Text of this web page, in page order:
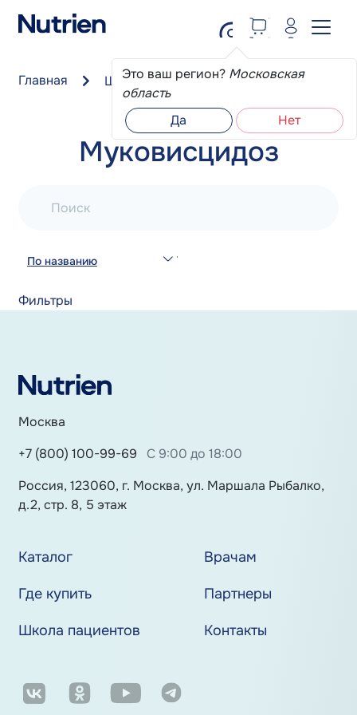
Это ваш регион? Московская
область
Да
Нет
Главная Школа пациента Муковисцидоз
Муковисцидоз
Поиск
По названию
Фильтры
Москва
+7 (800) 100-99-69
С 9:00 до 18:00
Россия, 123060, г. Москва, ул. Маршала Рыбалко,
д.2, стр. 8, 5 этаж
Каталог
Врачам
Где купить
Партнеры
Школа пациентов
Контакты